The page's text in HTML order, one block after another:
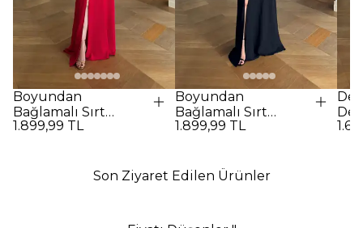
Boyundan
Bağlamalı Sırt
Dekolteli Uzun
1.899,99 TL
Boyundan
Bağlamalı Sırt
Dekolteli Uzun
1.899,99 TL
Son Ziyaret Edilen Ürünler